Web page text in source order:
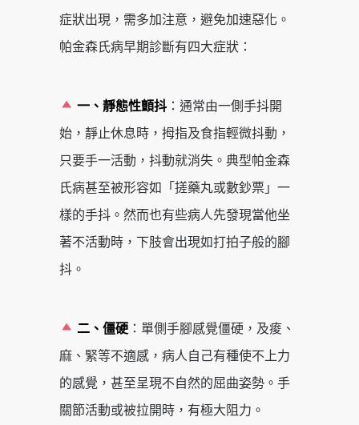
症狀出現，需多加注意，避免加速惡化。
帕金森氏病早期診斷有四大症狀：
一、靜態性顫抖 ：通常由一側手抖開
始，靜止休息時，拇指及食指輕微抖動，
只要手一活動，抖動就消失。典型帕金森
氏病甚至被形容如「搓藥丸或數鈔票」一
樣的手抖。然而也有些病人先發現當他坐
著不活動時，下肢會出現如打拍子般的腳
抖。
二、僵硬 ：單側手腳感覺僵硬，及痠、
麻、緊等不適感，病人自己有種使不上力
的感覺，甚至呈現不自然的屈曲姿勢。手
關節活動或被拉開時，有極大阻力。